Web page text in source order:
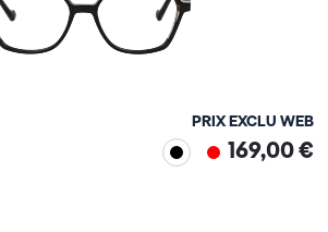
PRIX EXCLU WEB
169,00 €